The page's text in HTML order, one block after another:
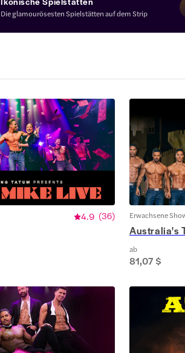
Die glamourösesten Spielstätten auf dem Strip
4.9 (36) Erwachsene
Australia's
ab
81,07 $